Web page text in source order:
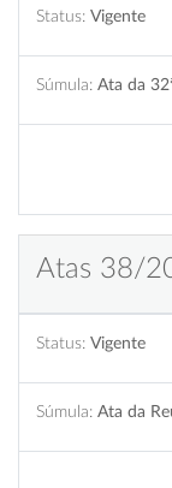
Status: Vigente
Súmula: Ata da
Atas 38/
Status: Vigente
Súmula: Ata da